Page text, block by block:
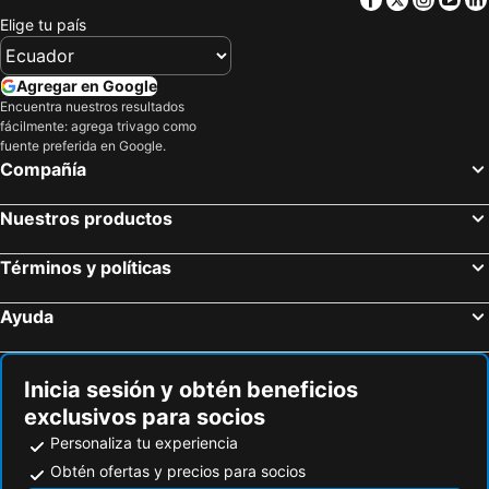
Santo Domingo de Capillas, Huancavelica Hoteles
San José De Ocoa, San José de Ocoa Hoteles
Constanza, La Vega Hoteles
Uvero Alto, La Altagracía Hoteles
Puerto Plata, Puerto Plata Hoteles
Bayahibe, La Altagracía Hoteles
Elige tu país
Agregar en Google
Encuentra nuestros resultados
fácilmente: agrega trivago como
fuente preferida en Google.
Compañía
Nuestros productos
Términos y políticas
Ayuda
Inicia sesión y obtén beneficios
exclusivos para socios
Personaliza tu experiencia
Obtén ofertas y precios para socios